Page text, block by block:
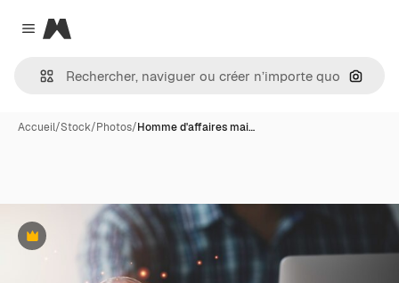
Close menu
Magnific
Accueil/Stock/Photos/Homme d'affaires mai…
Premium